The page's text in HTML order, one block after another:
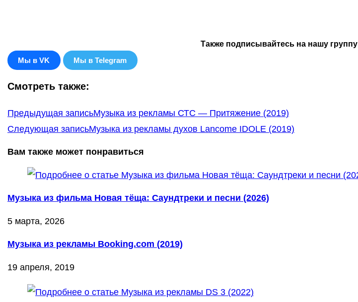
Также подписывайтесь на нашу группу
Мы в VK Мы в Telegram
Смотреть также:
Еще
статьи
Предыдущая записьМузыка из рекламы СТС — Притяжение (2019)
Следующая записьМузыка из рекламы духов Lancome IDOLE (2019)
Вам также может понравиться
Музыка из фильма Новая тёща: Саундтреки и песни (2026)
5 марта, 2026
Музыка из рекламы Booking.com (2019)
19 апреля, 2019